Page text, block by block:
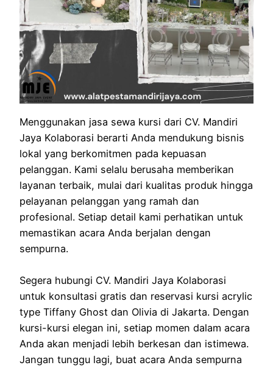
Menggunakan jasa sewa kursi dari CV. Mandiri
Jaya Kolaborasi berarti Anda mendukung bisnis
lokal yang berkomitmen pada kepuasan
pelanggan. Kami selalu berusaha memberikan
layanan terbaik, mulai dari kualitas produk hingga
pelayanan pelanggan yang ramah dan
profesional. Setiap detail kami perhatikan untuk
memastikan acara Anda berjalan dengan
sempurna.
Segera hubungi CV. Mandiri Jaya Kolaborasi
untuk konsultasi gratis dan reservasi kursi acrylic
type Tiffany Ghost dan Olivia di Jakarta. Dengan
kursi-kursi elegan ini, setiap momen dalam acara
Anda akan menjadi lebih berkesan dan istimewa.
Jangan tunggu lagi, buat acara Anda sempurna